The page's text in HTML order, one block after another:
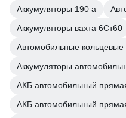
Аккумуляторы 190 а
Аккумуляторы вахта 6Ст60
Автомобильные кольцевые
Аккумуляторы
АКБ автомобильный
АКБ автомобильный